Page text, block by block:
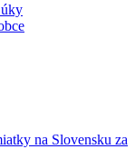
na Slovensku za